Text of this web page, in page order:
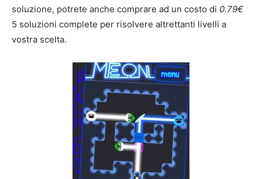
soluzione, potrete anche comprare ad un costo di 0.79€
5 soluzioni complete per risolvere altrettanti livelli a
vostra scelta.